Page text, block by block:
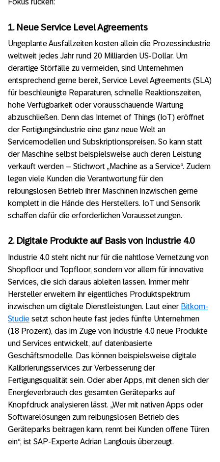
Fokus rücken:
1. Neue Service Level Agreements
Ungeplante Ausfallzeiten kosten allein die Prozessindustrie
weltweit jedes Jahr rund 20 Milliarden US-Dollar. Um
derartige Störfälle zu vermeiden, sind Unternehmen
entsprechend gerne bereit, Service Level Agreements (SLA)
für beschleunigte Reparaturen, schnelle Reaktionszeiten,
hohe Verfügbarkeit oder vorausschauende Wartung
abzuschließen. Denn das Internet of Things (IoT) eröffnet
der Fertigungsindustrie eine ganz neue Welt an
Servicemodellen und Subskriptionspreisen. So kann statt
der Maschine selbst beispielsweise auch deren Leistung
verkauft werden – Stichwort „Machine as a Service“. Zudem
legen viele Kunden die Verantwortung für den
reibungslosen Betrieb ihrer Maschinen inzwischen gerne
komplett in die Hände des Herstellers. IoT und Sensorik
schaffen dafür die erforderlichen Voraussetzungen.
2. Digitale Produkte auf Basis von Industrie 4.0
Industrie 4.0 steht nicht nur für die nahtlose Vernetzung von
Shopfloor und Topfloor, sondern vor allem für innovative
Services, die sich daraus ableiten lassen. Immer mehr
Hersteller erweitern ihr eigentliches Produktspektrum
inzwischen um digitale Dienstleistungen. Laut einer Bitkom-
Studie setzt schon heute fast jedes fünfte Unternehmen
(18 Prozent), das im Zuge von Industrie 4.0 neue Produkte
und Services entwickelt, auf datenbasierte
Geschäftsmodelle. Das können beispielsweise digitale
Kalibrierungsservices zur Verbesserung der
Fertigungsqualität sein. Oder aber Apps, mit denen sich der
Energieverbrauch des gesamten Geräteparks auf
Knopfdruck analysieren lässt. „Wer mit nativen Apps oder
Softwarelösungen zum reibungslosen Betrieb des
Geräteparks beitragen kann, rennt bei Kunden offene Türen
ein“, ist SAP-Experte Adrian Langlouis überzeugt.